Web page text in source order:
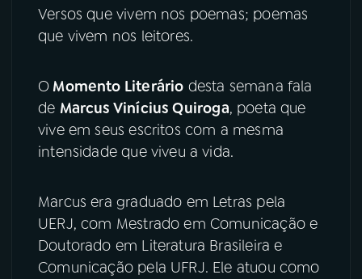
YouTube
TikTok
Versos que vivem nos poemas; poemas
que vivem nos leitores.
O Momento Literário desta semana fala
de Marcus Vinícius Quiroga, poeta que
vive em seus escritos com a mesma
intensidade que viveu a vida.
Marcus era graduado em Letras pela
UERJ, com Mestrado em Comunicação e
Doutorado em Literatura Brasileira e
Comunicação pela UFRJ. Ele atuou como